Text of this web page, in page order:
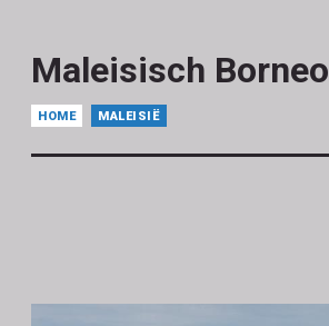
Maleisisch Borneo
HOME MALEISIË